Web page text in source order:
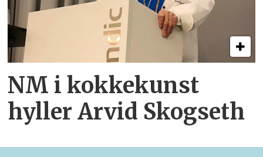
NM i kokkekunst
hyller Arvid Skogseth